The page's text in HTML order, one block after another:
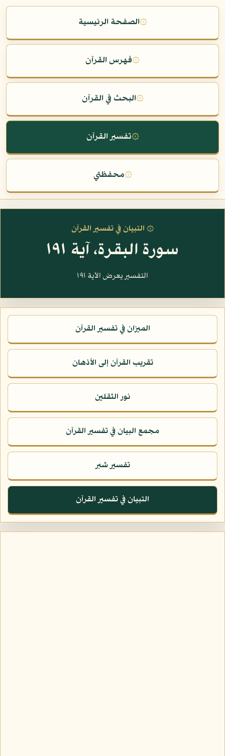
۞الصفحة الرئيسية
۞فهرس القرآن
۞البحث في القرآن
۞تفسير القرآن
۞محفظتي
۞ التبيان في تفسير القرآن
سورة البقرة، آية ١٩١
التفسير يعرض الآية ١٩١
الميزان في تفسير القرآن
تقريب القرآن إلى الأذهان
نور الثقلين
مجمع البيان في تفسير القرآن
تفسير شبر
التبيان في تفسير القرآن